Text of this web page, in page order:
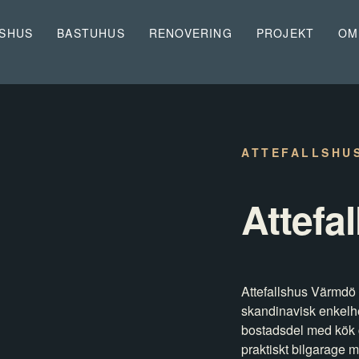
BASTUHUS RENOVERING PROJEKT
Attefallshus
skandinavisk
bostadsdel med
praktiskt bilgarage